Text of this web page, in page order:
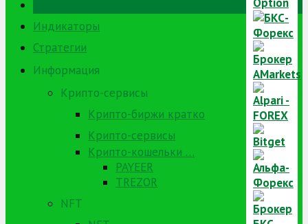
Индикаторы
Стратегии
Информация
Крипто-сервисы
Крипто-биржи кратко
Крипто-сервисы
Крипто-кошельки …
PAYEER
TREZOR
NFT